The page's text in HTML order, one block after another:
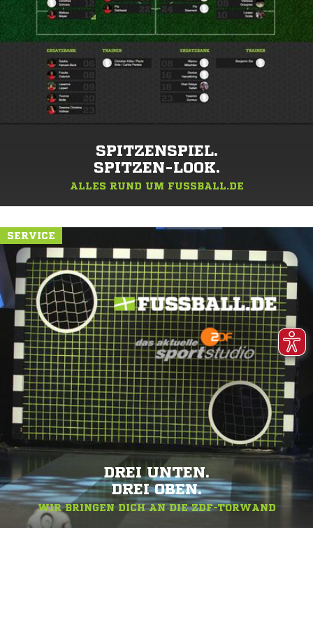
SPITZENSPIEL.
SPITZEN-LOOK.
ALLES RUND UM FUSSBALL.DE
SERVICE
DREI UNTEN.
DREI OBEN.
WIR BRINGEN DICH AN DIE ZDF-TORWAND